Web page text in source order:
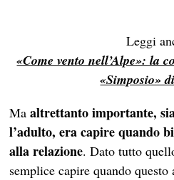
Leggi
«Come vento nell’Alpe»: la
«Simposio»
Maaltrettanto importante,
l’adulto, era capire quando
alla relazione. Dato tutto
semplice capire quando